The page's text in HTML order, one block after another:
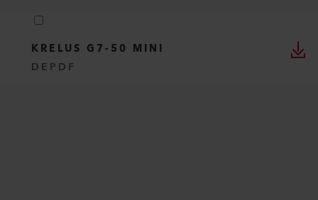
KRELUS G7-50 MINI
DE PDF